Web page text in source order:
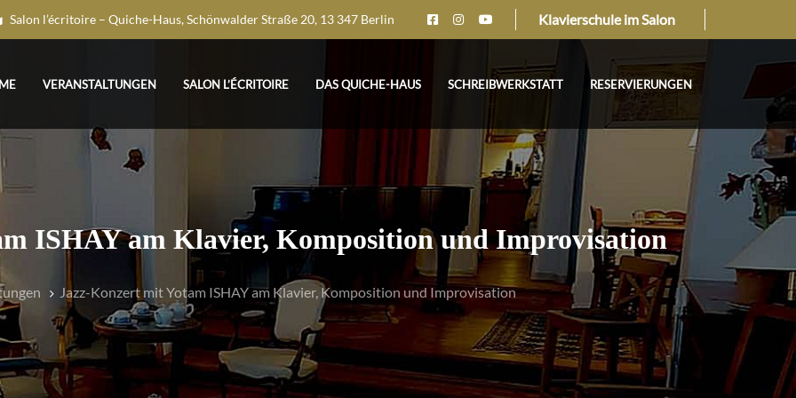
Salon l’écritoire – Quiche-Haus, Schönwalder Straße 20, 13 347 Berlin Klavierschule im Salon
VERANSTALTUNGEN SALON L’ÉCRITOIRE DAS QUICHE-HAUS SCHREIBWERKSTATT RESERVIERUNGEN
ISHAY am Klavier, Komposition und Improvisation
Jazz-Konzert mit Yotam ISHAY am Klavier, Komposition und Improvisation